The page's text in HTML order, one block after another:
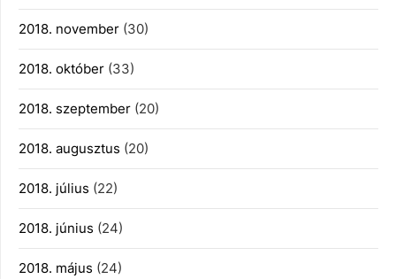
2018. november (30)
2018. október (33)
2018. szeptember (20)
2018. augusztus (20)
2018. július (22)
2018. június (24)
2018. május (24)